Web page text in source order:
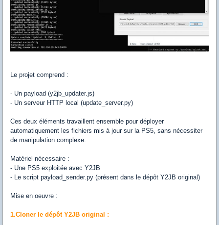
Le projet comprend :
- Un payload (y2jb_updater.js)
- Un serveur HTTP local (update_server.py)
Ces deux éléments travaillent ensemble pour déployer
automatiquement les fichiers mis à jour sur la PS5, sans nécessiter
de manipulation complexe.
Matériel nécessaire :
- Une PS5 exploitée avec Y2JB
- Le script payload_sender.py (présent dans le dépôt Y2JB original)
Mise en oeuvre :
1.Cloner le dépôt Y2JB original :